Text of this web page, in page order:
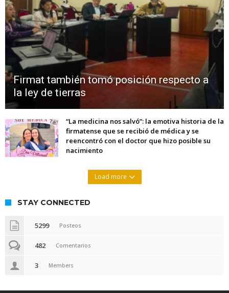
Firmat también tomó posición respecto a
la ley de tierras
“La medicina nos salvó”: la emotiva historia de la
firmatense que se recibió de médica y se
reencontró con el doctor que hizo posible su
nacimiento
Load more
STAY CONNECTED
5299 Posteos
482 Comentarios
3 Members